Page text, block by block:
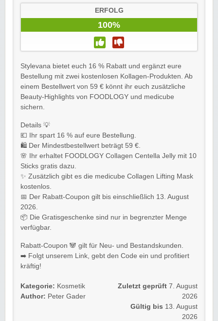
ERFOLG
100%
Stylevana bietet euch 16 % Rabatt und ergänzt eure
Bestellung mit zwei kostenlosen Kollagen-Produkten. Ab
einem Bestellwert von 59 € könnt ihr euch zusätzliche
Beauty-Highlights von FOODLOGY und medicube
sichern.
Details 💡
💶 Ihr spart 16 % auf eure Bestellung.
🛍️ Der Mindestbestellwert beträgt 59 €.
🌸 Ihr erhaltet FOODLOGY Collagen Centella Jelly mit 10
Sticks gratis dazu.
✨ Zusätzlich gibt es die medicube Collagen Lifting Mask
kostenlos.
📅 Der Rabatt-Coupon gilt bis einschließlich 13. August
2026.
📦 Die Gratisgeschenke sind nur in begrenzter Menge
verfügbar.
Rabatt-Coupon 🐼 gilt für Neu- und Bestandskunden.
➡️ Folgt unserem Link, gebt den Code ein und profitiert
kräftig!
Kategorie: Kosmetik
Author: Peter Gader
Zuletzt geprüft 7. August
2026
Gültig bis 13. August
2026